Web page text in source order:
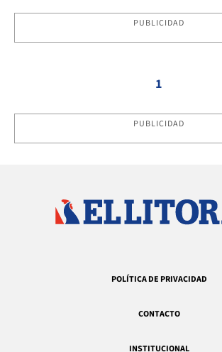
PUBLICIDAD
1
PUBLICIDAD
POLÍTICA DE PRIVACIDAD
CONTACTO
INSTITUCIONAL